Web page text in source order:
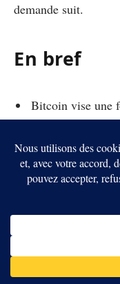
demande suit.
En bref
Bitcoin vise une
Le scénario
de cycle et
Mais le risque
dollars, voire